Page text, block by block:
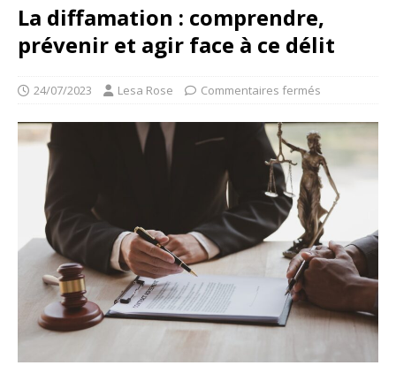
La diffamation : comprendre,
prévenir et agir face à ce délit
24/07/2023 Lesa Rose Commentaires fermés